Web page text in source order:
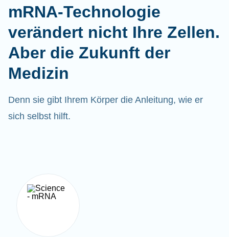
mRNA-Technologie
verändert nicht Ihre Zellen.
Aber die Zukunft der
Medizin
Denn sie gibt Ihrem Körper die Anleitung, wie er
sich selbst hilft.